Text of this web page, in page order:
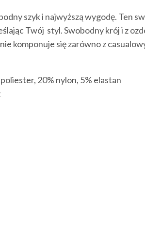
szyk i najwyższą wygodę. Ten
Twój styl. Swobodny krój i z
komponuje się zarówno z
20% nylon, 5% elastan